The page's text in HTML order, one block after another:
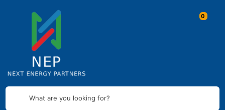
What are you looking for?